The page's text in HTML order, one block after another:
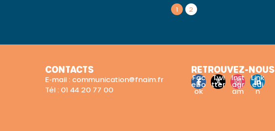
1 2
CONTACTS
E-mail : communication@fnaim.fr
Tél : 01 44 20 77 00
RETROUVEZ-NOUS
Fac
ebo
ok
Twi
tter
Inst
agr
am
Link
edi
n